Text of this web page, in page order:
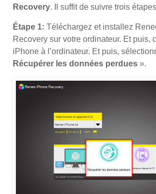
Recovery. Il suffit de suivre trois
Étape 1: Téléchargez et installez
Recovery sur votre ordinateur. Et puis,
iPhone à l’ordinateur. Et puis,
Récupérer les données perdues ».